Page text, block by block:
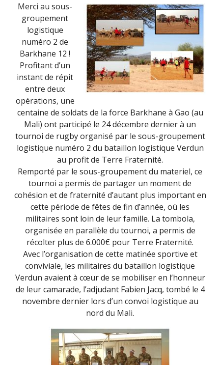
Merci au sous-
groupement
logistique
numéro 2 de
Barkhane 12 !
Profitant d’un
instant de répit
entre deux
opérations, une
centaine de soldats de la force Barkhane à Gao (au
Mali) ont participé le 24 décembre dernier à un
tournoi de rugby organisé par le sous-groupement
logistique numéro 2 du bataillon logistique Verdun
au profit de Terre Fraternité.
Remporté par le sous-groupement du materiel, ce
tournoi a permis de partager un moment de
cohésion et de fraternité d’autant plus important en
cette période de fêtes de fin d’année, où les
militaires sont loin de leur famille. La tombola,
organisée en parallèle du tournoi, a permis de
récolter plus de 6.000€ pour Terre Fraternité.
Avec l’organisation de cette matinée sportive et
conviviale, les militaires du bataillon logistique
Verdun avaient à cœur de se mobiliser en l’honneur
de leur camarade, l’adjudant Fabien Jacq, tombé le 4
novembre dernier lors d’un convoi logistique au
nord du Mali.